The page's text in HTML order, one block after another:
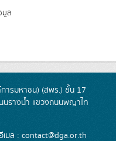
มูล
รมหาชน) (สพร.) ชั้น 17
นรางน้ำ แขวงถนนพญาไท
มล : contact@dga.or.th